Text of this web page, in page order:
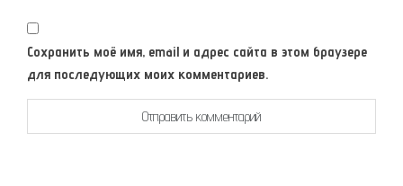
Сохранить моё имя, email и адрес сайта в этом браузере
для последующих моих комментариев.